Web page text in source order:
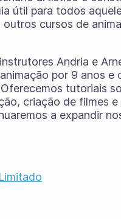
útil para todos
cursos de
Andria e
por 9 anos e
tutoriais
criação de filmes
a expandir